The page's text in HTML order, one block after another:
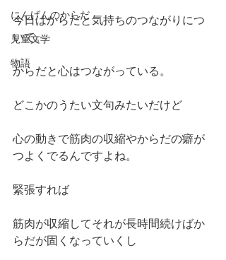
にんげんのからだ
児童文学
物語
今日はからだと気持ちのつながりにつ
いて。
からだと心はつながっている。
どこかのうたい文句みたいだけど
心の動きで筋肉の収縮やからだの癖が
つよくでるんですよね。
緊張すれば
筋肉が収縮してそれが長時間続けばか
らだが固くなっていくし